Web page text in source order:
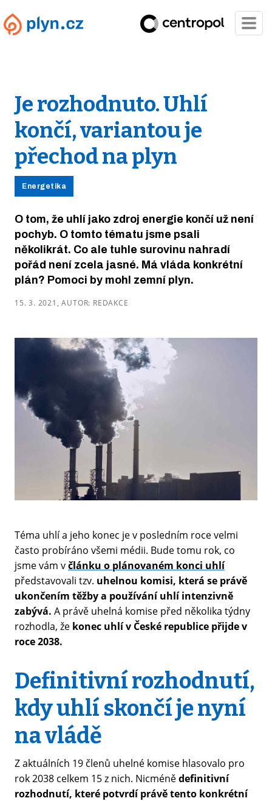
Je rozhodnuto. Uhlí
končí, variantou je
přechod na plyn
Energetika
O tom, že uhlí jako zdroj energie končí už není
pochyb. O tomto tématu jsme psali
několikrát. Co ale tuhle surovinu nahradí
pořád není zcela jasné. Má vláda konkrétní
plán? Pomoci by mohl zemní plyn.
15. 3. 2021, AUTOR: REDAKCE
Téma uhlí a jeho konec je v posledním roce velmi
často probíráno všemi médii. Bude tomu rok, co
jsme vám včlánku o plánovaném konci uhlí
představovali tzv. uhelnou komisi, která se právě
ukončením těžby a používání uhlí intenzivně
zabývá. A právě uhelná komise před několika týdny
rozhodla, že konec uhlí v České republice přijde v
roce 2038.
Definitivní rozhodnutí,
kdy uhlí skončí je nyní
na vládě
Z aktuálních 19 členů uhelné komise hlasovalo pro
rok 2038 celkem 15 z nich. Nicménědefinitivní
rozhodnutí, které potvrdí právě tento konkrétní